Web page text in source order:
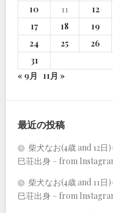
10
11 12
17
18 19
24
25 26
31
« 9月 11月 »
最近の投稿
柴犬なお(4歳 and 12
巳荘出身 – from
柴犬なお(4歳 and 11
巳荘出身 – from